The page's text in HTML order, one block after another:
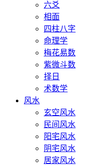
六爻
相面
四柱八字
命理学
梅花易数
紫微斗数
择日
术数学
风水
玄空风水
民间风水
阳宅风水
阴宅风水
居家风水